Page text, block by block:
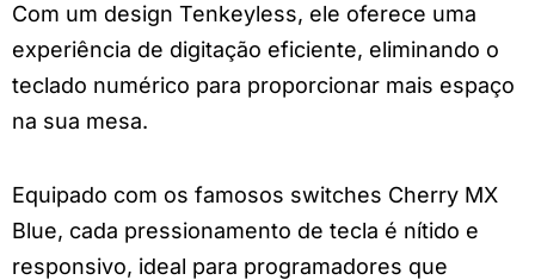
Com um design Tenkeyless, ele oferece uma
experiência de digitação eficiente, eliminando o
teclado numérico para proporcionar mais espaço
na sua mesa.
Equipado com os famosos switches Cherry MX
Blue, cada pressionamento de tecla é nítido e
responsivo, ideal para programadores que